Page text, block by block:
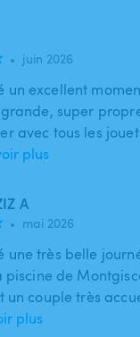
• juin 2026
un excellent
super
avec tous les
plus
A
• mai 2026
une très belle
piscine de
un couple très
plus